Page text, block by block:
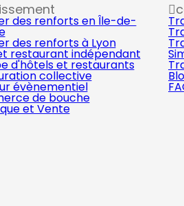
des renforts en Île-de-
des renforts à Lyon
restaurant indépendant
d'hôtels et restaurants
collective
évènementiel
de bouche
et Vente